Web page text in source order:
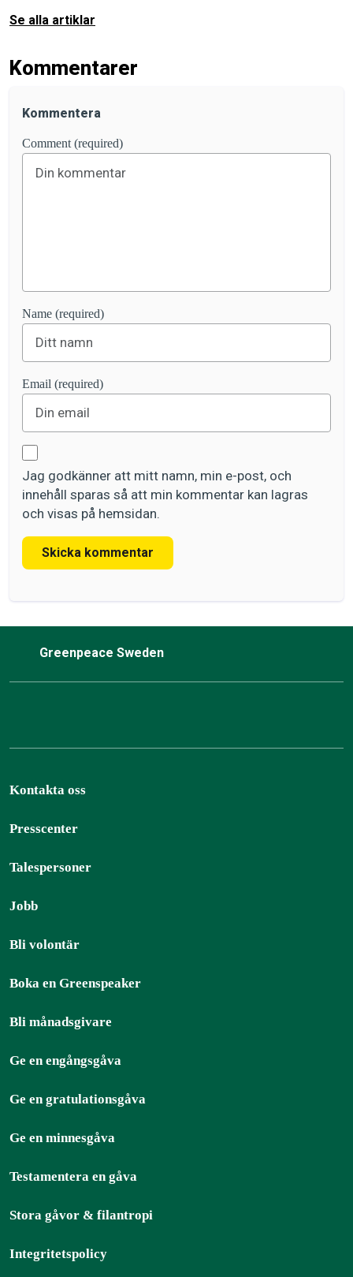
Se alla artiklar
Kommentarer
Kommentera
Comment (required)
Name (required)
Email (required)
Jag godkänner att mitt namn, min e-post, och
innehåll sparas så att min kommentar kan lagras
och visas på hemsidan.
Skicka kommentar
Greenpeace Sweden
Kontakta oss
Presscenter
Talespersoner
Jobb
Bli volontär
Boka en Greenspeaker
Bli månadsgivare
Ge en engångsgåva
Ge en gratulationsgåva
Ge en minnesgåva
Testamentera en gåva
Stora gåvor & filantropi
Integritetspolicy